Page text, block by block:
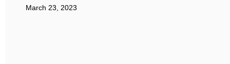
March 23, 2023